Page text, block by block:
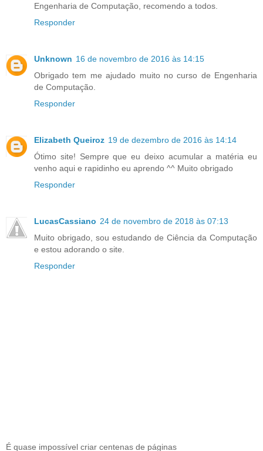
Engenharia de Computação, recomendo a todos.
Responder
Unknown 16 de novembro de 2016 às 14:15
Obrigado tem me ajudado muito no curso de Engenharia
de Computação.
Responder
Elizabeth Queiroz 19 de dezembro de 2016 às 14:14
Ótimo site! Sempre que eu deixo acumular a matéria eu
venho aqui e rapidinho eu aprendo ^^ Muito obrigado
Responder
LucasCassiano 24 de novembro de 2018 às 07:13
Muito obrigado, sou estudando de Ciência da Computação
e estou adorando o site.
Responder
É quase impossível criar centenas de páginas